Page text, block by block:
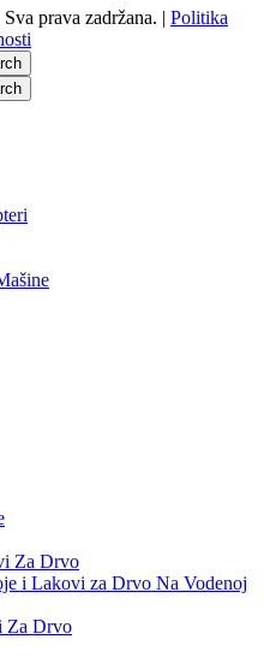
Sva prava zadržana. | Politika
Za Drvo
i Lakovi za Drvo Na Vodenoj
Za Drvo